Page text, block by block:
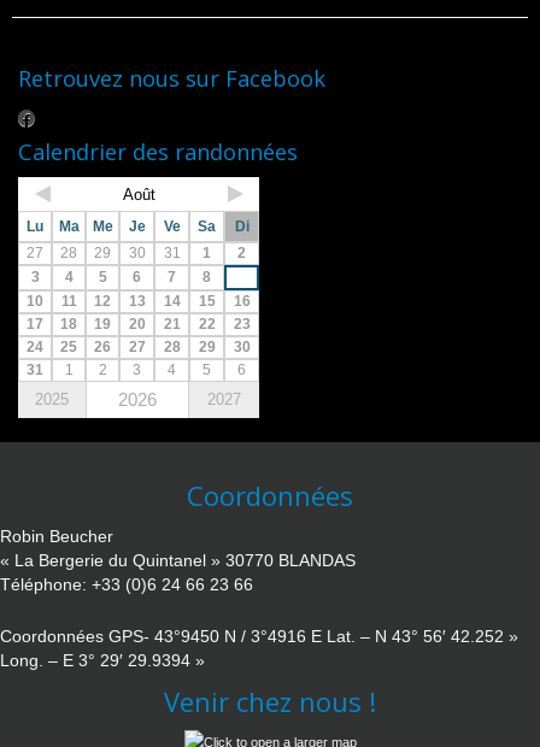
Retrouvez nous sur Facebook
Calendrier des randonnées
Août
Lu Ma Me Je Ve Sa
Di
27
28 29 30 31 1
2
3
4 5 6 7 8
10
11 12 13 14 15
16
17
18 19 20 21 22
23
24
25 26 27 28 29
30
31
1 2 3 4 5 6
2025 2026 2027
Coordonnées
Robin Beucher
« La Bergerie du Quintanel » 30770 BLANDAS
Téléphone: +33 (0)6 24 66 23 66
Coordonnées GPS- 43°9450 N / 3°4916 E Lat. – N 43° 56′ 42.252 »
Long. – E 3° 29′ 29.9394 »
Venir chez nous !